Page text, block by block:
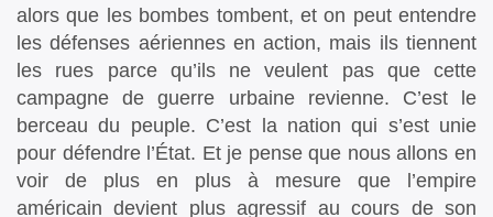
alors que les bombes tombent, et on peut entendre
les défenses aériennes en action, mais ils tiennent
les rues parce qu’ils ne veulent pas que cette
campagne de guerre urbaine revienne. C’est le
berceau du peuple. C’est la nation qui s’est unie
pour défendre l’État. Et je pense que nous allons en
voir de plus en plus à mesure que l’empire
américain devient plus agressif au cours de son